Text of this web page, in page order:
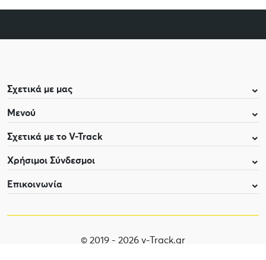
Σχετικά με μας
Μενού
Σχετικά με το V-Track
Χρήσιμοι Σύνδεσμοι
Επικοινωνία
© 2019 - 2026 v-Track.gr